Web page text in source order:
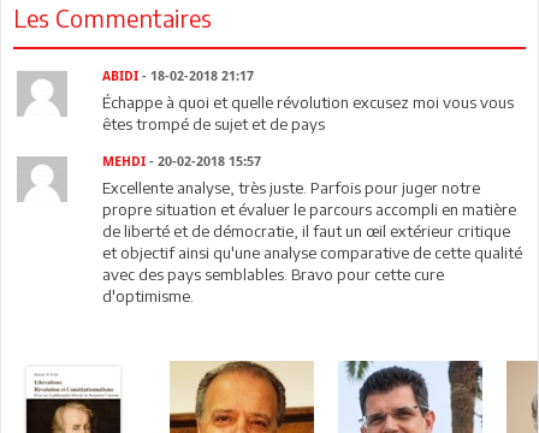
Les Commentaires
ABIDI - 18-02-2018 21:17
Échappe à quoi et quelle révolution excusez moi vous vous
êtes trompé de sujet et de pays
MEHDI - 20-02-2018 15:57
Excellente analyse, très juste. Parfois pour juger notre
propre situation et évaluer le parcours accompli en matière
de liberté et de démocratie, il faut un œil extérieur critique
et objectif ainsi qu'une analyse comparative de cette qualité
avec des pays semblables. Bravo pour cette cure
d'optimisme.